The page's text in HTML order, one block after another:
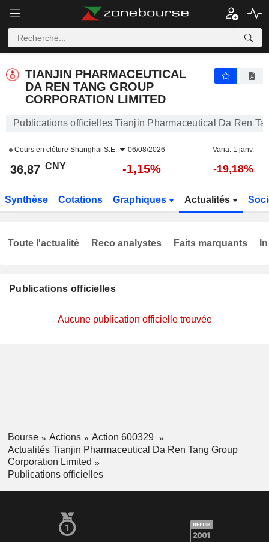
TIANJIN PHARMACEUTICAL
DA REN TANG GROUP
CORPORATION LIMITED
Publications officielles Tianjin Pharmaceutical Da Ren
Cours en clôture Shanghai S.E. 06/08/2026 Varia. 1 janv.
36,87 CNY -1,15% -19,18%
Synthèse Cotations Graphiques Actualités
Publications officielles
Aucune publication officielle trouvée
Toute l'actualité Reco analystes Faits marquants
Bourse Actions
Action 600329
Actualités Tianjin Pharmaceutical Da Ren Tang Group
Corporation Limited
Publications officielles